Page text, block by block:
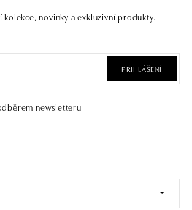
kolekce, novinky a exkluzivní produkty.
PŘIHLÁŠENÍ
newsletteru